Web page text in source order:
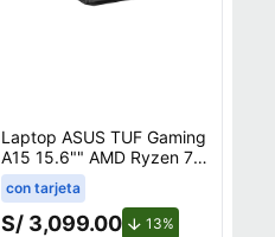
Laptop ASUS TUF Gaming
A15 15.6"" AMD Ryzen 7
(7000 series) 512GB SSD
8GB RTX3050 A506NCG-
HN187W
con tarjeta
S/ 3,099.00 13%